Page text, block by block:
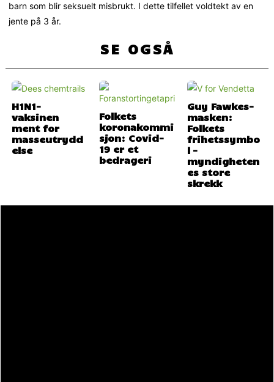
barn som blir seksuelt misbrukt. I dette tilfellet voldtekt av en
jente på 3 år.
SE OGSÅ
H1N1-
vaksinen
ment for
masseutrydd
else
Folkets
koronakommi
sjon: Covid-
19 er et
bedrageri
Guy Fawkes-
masken:
Folkets
frihetssymbo
l –
myndigheten
es store
skrekk